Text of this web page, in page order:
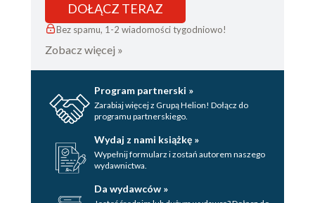
DOŁĄCZ TERAZ
Bez spamu, 1-2 wiadomości tygodniowo!
Zobacz więcej »
Program partnerski »
Zarabiaj więcej z Grupą Helion! Dołącz do
programu partnerskiego.
Wydaj z nami książkę »
Wypełnij formularz i zostań autorem naszego
wydawnictwa.
Da wydawców »